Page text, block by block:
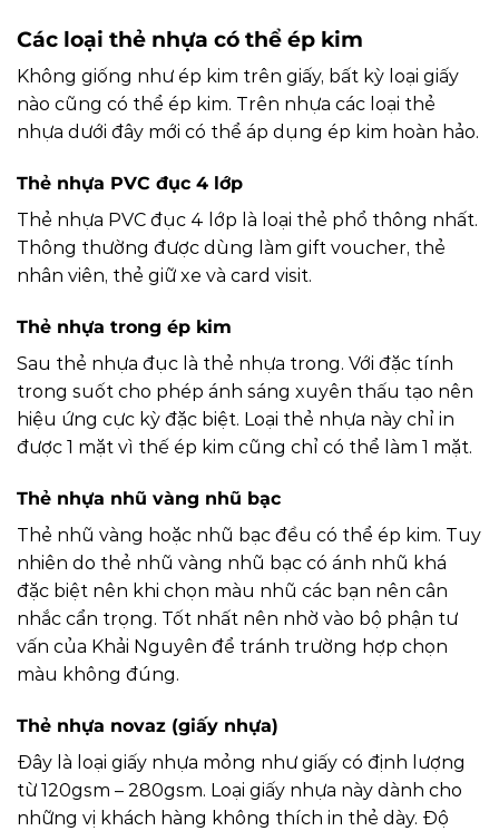
Các loại thẻ nhựa có thể ép kim
Không giống như ép kim trên giấy, bất kỳ loại giấy
nào cũng có thể ép kim. Trên nhựa các loại thẻ
nhựa dưới đây mới có thể áp dụng ép kim hoàn hảo.
Thẻ nhựa PVC đục 4 lớp
Thẻ nhựa PVC đục 4 lớp là loại thẻ phổ thông nhất.
Thông thường được dùng làm gift voucher, thẻ
nhân viên, thẻ giữ xe và card visit.
Thẻ nhựa trong ép kim
Sau thẻ nhựa đục là thẻ nhựa trong. Với đặc tính
trong suốt cho phép ánh sáng xuyên thấu tạo nên
hiệu ứng cực kỳ đặc biệt. Loại thẻ nhựa này chỉ in
được 1 mặt vì thế ép kim cũng chỉ có thể làm 1 mặt.
Thẻ nhựa nhũ vàng nhũ bạc
Thẻ nhũ vàng hoặc nhũ bạc đều có thể ép kim. Tuy
nhiên do thẻ nhũ vàng nhũ bạc có ánh nhũ khá
đặc biệt nên khi chọn màu nhũ các bạn nên cân
nhắc cẩn trọng. Tốt nhất nên nhờ vào bộ phận tư
vấn của Khải Nguyên để tránh trường hợp chọn
màu không đúng.
Thẻ nhựa novaz (giấy nhựa)
Đây là loại giấy nhựa mỏng như giấy có định lượng
từ 120gsm – 280gsm. Loại giấy nhựa này dành cho
những vị khách hàng không thích in thẻ dày. Độ